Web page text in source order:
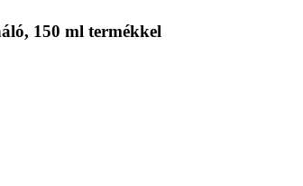
150 ml termékkel